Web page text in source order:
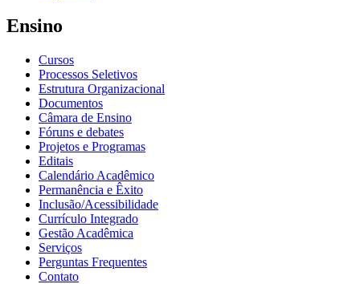
Ensino
Cursos
Processos Seletivos
Estrutura Organizacional
Documentos
Câmara de Ensino
Fóruns e debates
Projetos e Programas
Editais
Calendário Acadêmico
Permanência e Êxito
Inclusão/Acessibilidade
Currículo Integrado
Gestão Acadêmica
Serviços
Perguntas Frequentes
Contato